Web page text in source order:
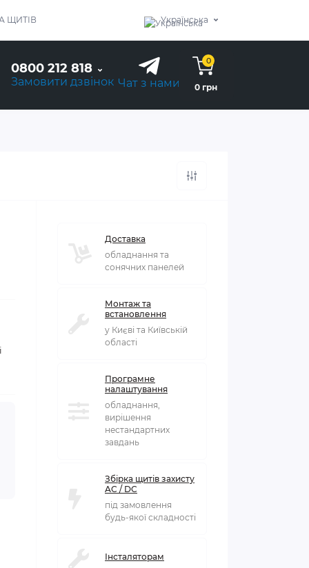
ЩИТІВ Українська
0800 212 818
Замовити дзвінок Чат з нами
0
0 грн
Доставка
обладнання та
сонячних панелей
Монтаж та
встановлення
у Києві та Київській
області
Програмне
налаштування
обладнання,
вирішення
нестандартних
завдань
Збірка щитів захисту
AC / DC
під замовлення
будь-якої складності
Інсталяторам